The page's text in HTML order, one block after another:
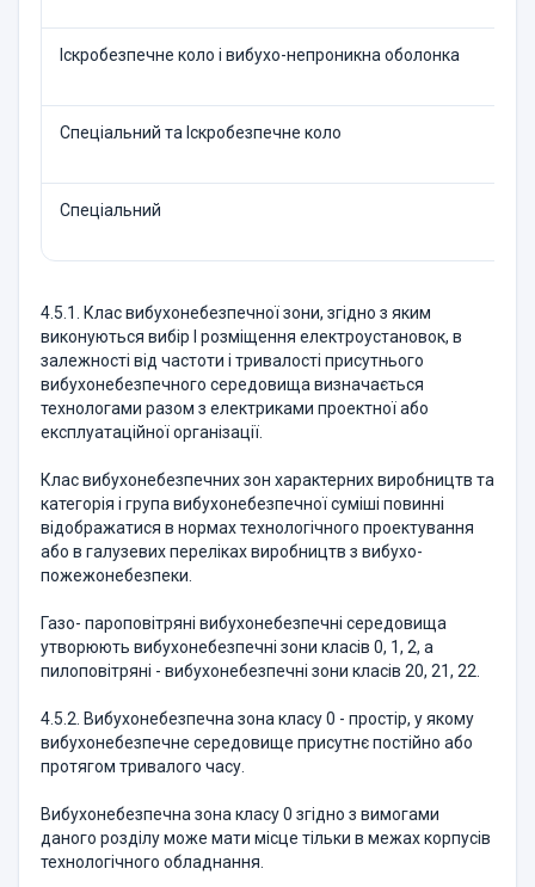
Іскробезпечне коло і вибухо-непроникна оболонка
Спеціальний та Іскробезпечне коло
Спеціальний
4.5.1. Клас вибухонебезпечної зони, згідно з яким
виконуються вибір І розміщення електроустановок, в
залежності від частоти і тривалості присутнього
вибухонебезпечного середовища визначається
технологами разом з електриками проектної або
експлуатаційної організації.
Клас вибухонебезпечних зон характерних виробництв та
категорія і група вибухонебезпечної суміші повинні
відображатися в нормах технологічного проектування
або в галузевих переліках виробництв з вибухо-
пожежонебезпеки.
Газо- пароповітряні вибухонебезпечні середовища
утворюють вибухонебезпечні зони класів 0, 1, 2, а
пилоповітряні - вибухонебезпечні зони класів 20, 21, 22.
4.5.2. Вибухонебезпечна зона класу 0 - простір, у якому
вибухонебезпечне середовище присутнє постійно або
протягом тривалого часу.
Вибухонебезпечна зона класу 0 згідно з вимогами
даного розділу може мати місце тільки в межах корпусів
технологічного обладнання.